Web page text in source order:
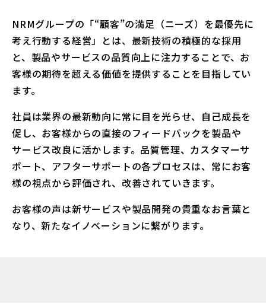
NRMグループの「“顧客”の満足（ニーズ）を最優先に
考え行動する経営」とは、最新技術の積極的な採用
と、製品やサービスの品質向上に注力することで、お
客様の期待を超える価値を提供することを目指してい
ます。
社員は業界の最新動向に常に目を光らせ、自己成長を
促し、お客様からの直接のフィードバックを製品や
サービス改良に活かします。品質管理、カスタマーサ
ポート、アフターサポートの各プロセスは、常にお客
様の視点から評価され、改善されていきます。
お客様の声は新サービスや製品開発の貴重なお言葉と
なり、新たなイノベーションに繋がります。